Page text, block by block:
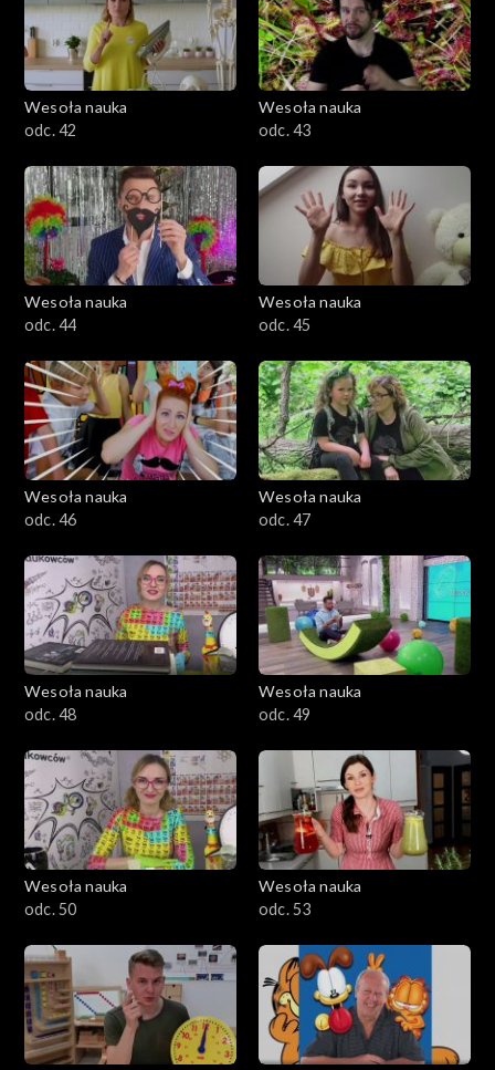
Wesoła nauka
odc. 42
Wesoła nauka
odc. 43
Wesoła nauka
odc. 44
Wesoła nauka
odc. 45
Wesoła nauka
odc. 46
Wesoła nauka
odc. 47
Wesoła nauka
odc. 48
Wesoła nauka
odc. 49
Wesoła nauka
odc. 50
Wesoła nauka
odc. 53